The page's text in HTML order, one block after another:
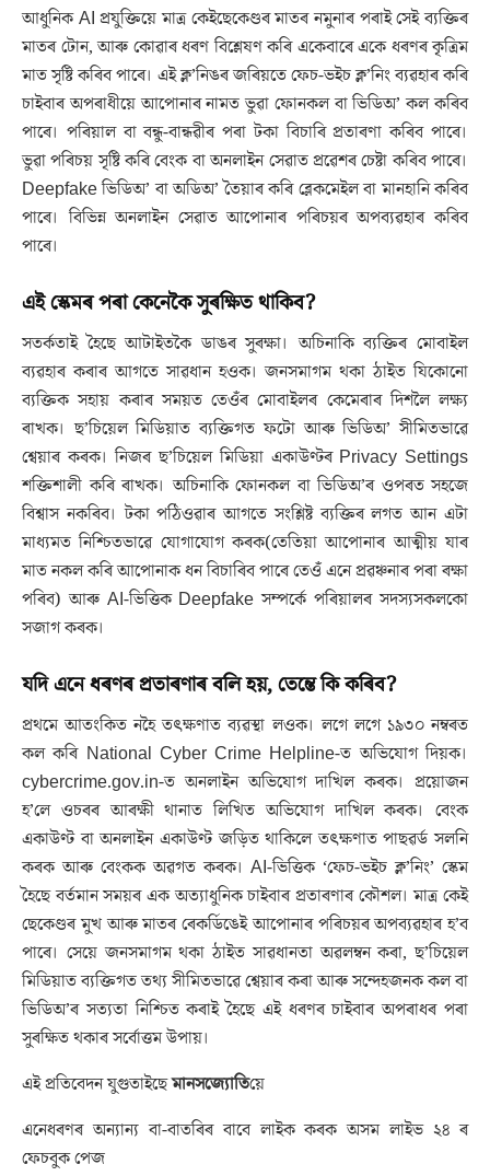
আধুনিক AI প্ৰযুক্তিয়ে মাত্ৰ কেইছেকেণ্ডৰ মাতৰ নমুনাৰ পৰাই সেই ব্যক্তিৰ
মাতৰ টোন, আৰু কোৱাৰ ধৰণ বিশ্লেষণ কৰি একেবাৰে একে ধৰণৰ কৃত্ৰিম
মাত সৃষ্টি কৰিব পাৰে। এই ক্ল’নিঙৰ জৰিয়তে ফেচ-ভইচ ক্ল’নিং ব্যৱহাৰ কৰি
চাইবাৰ অপৰাধীয়ে আপোনাৰ নামত ভুৱা ফোনকল বা ভিডিঅ’ কল কৰিব
পাৰে। পৰিয়াল বা বন্ধু-বান্ধৱীৰ পৰা টকা বিচাৰি প্ৰতাৰণা কৰিব পাৰে।
ভুৱা পৰিচয় সৃষ্টি কৰি বেংক বা অনলাইন সেৱাত প্ৰৱেশৰ চেষ্টা কৰিব পাৰে।
Deepfake ভিডিঅ’ বা অডিঅ’ তৈয়াৰ কৰি ব্লেকমেইল বা মানহানি কৰিব
পাৰে। বিভিন্ন অনলাইন সেৱাত আপোনাৰ পৰিচয়ৰ অপব্যৱহাৰ কৰিব
পাৰে।
এই স্কেমৰ পৰা কেনেকৈ সুৰক্ষিত থাকিব?
সতর্কতাই হৈছে আটাইতকৈ ডাঙৰ সুৰক্ষা। অচিনাকি ব্যক্তিৰ মোবাইল
ব্যৱহাৰ কৰাৰ আগতে সাৱধান হওক। জনসমাগম থকা ঠাইত যিকোনো
ব্যক্তিক সহায় কৰাৰ সময়ত তেওঁৰ মোবাইলৰ কেমেৰাৰ দিশলৈ লক্ষ্য
ৰাখক। ছ’চিয়েল মিডিয়াত ব্যক্তিগত ফটো আৰু ভিডিঅ’ সীমিতভাৱে
শ্বেয়াৰ কৰক। নিজৰ ছ’চিয়েল মিডিয়া একাউণ্টৰ Privacy Settings
শক্তিশালী কৰি ৰাখক। অচিনাকি ফোনকল বা ভিডিঅ’ৰ ওপৰত সহজে
বিশ্বাস নকৰিব। টকা পঠিওৱাৰ আগতে সংশ্লিষ্ট ব্যক্তিৰ লগত আন এটা
মাধ্যমত নিশ্চিতভাৱে যোগাযোগ কৰক(তেতিয়া আপোনাৰ আত্মীয় যাৰ
মাত নকল কৰি আপোনাক ধন বিচাৰিব পাৰে তেওঁ এনে প্ৰৱঞ্চনাৰ পৰা ৰক্ষা
পৰিব) আৰু AI-ভিত্তিক Deepfake সম্পৰ্কে পৰিয়ালৰ সদস্যসকলকো
সজাগ কৰক।
যদি এনে ধৰণৰ প্ৰতাৰণাৰ বলি হয়, তেন্তে কি কৰিব?
প্ৰথমে আতংকিত নহৈ তৎক্ষণাত ব্যৱস্থা লওক। লগে লগে ১৯৩০ নম্বৰত
কল কৰি National Cyber Crime Helpline-ত অভিযোগ দিয়ক।
cybercrime.gov.in-ত অনলাইন অভিযোগ দাখিল কৰক। প্ৰয়োজন
হ’লে ওচৰৰ আৰক্ষী থানাত লিখিত অভিযোগ দাখিল কৰক। বেংক
একাউণ্ট বা অনলাইন একাউণ্ট জড়িত থাকিলে তৎক্ষণাত পাছৱৰ্ড সলনি
কৰক আৰু বেংকক অৱগত কৰক। AI-ভিত্তিক ‘ফেচ-ভইচ ক্ল’নিং’ স্কেম
হৈছে বৰ্তমান সময়ৰ এক অত্যাধুনিক চাইবাৰ প্ৰতাৰণাৰ কৌশল। মাত্ৰ কেই
ছেকেণ্ডৰ মুখ আৰু মাতৰ ৰেকৰ্ডিঙেই আপোনাৰ পৰিচয়ৰ অপব্যৱহাৰ হ’ব
পাৰে। সেয়ে জনসমাগম থকা ঠাইত সাৱধানতা অৱলম্বন কৰা, ছ’চিয়েল
মিডিয়াত ব্যক্তিগত তথ্য সীমিতভাৱে শ্বেয়াৰ কৰা আৰু সন্দেহজনক কল বা
ভিডিঅ’ৰ সত্যতা নিশ্চিত কৰাই হৈছে এই ধৰণৰ চাইবাৰ অপৰাধৰ পৰা
সুৰক্ষিত থকাৰ সৰ্বোত্তম উপায়।
এই প্ৰতিবেদন যুগুতাইছেমানসজ্যোতিয়ে
এনেধৰণৰ অন্যান্য বা-বাতৰিৰ বাবে লাইক কৰক অসম লাইভ ২৪ ৰ
ফেচবুক পেজ